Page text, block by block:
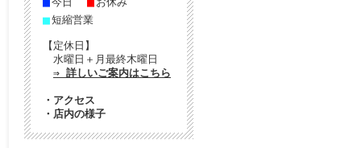
■短縮営業
【定休日】
水曜日＋月最終木曜日
⇒ 詳しいご案内はこちら
・ アクセス
・ 店内の様子